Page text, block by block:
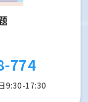
774
9:30-17:30